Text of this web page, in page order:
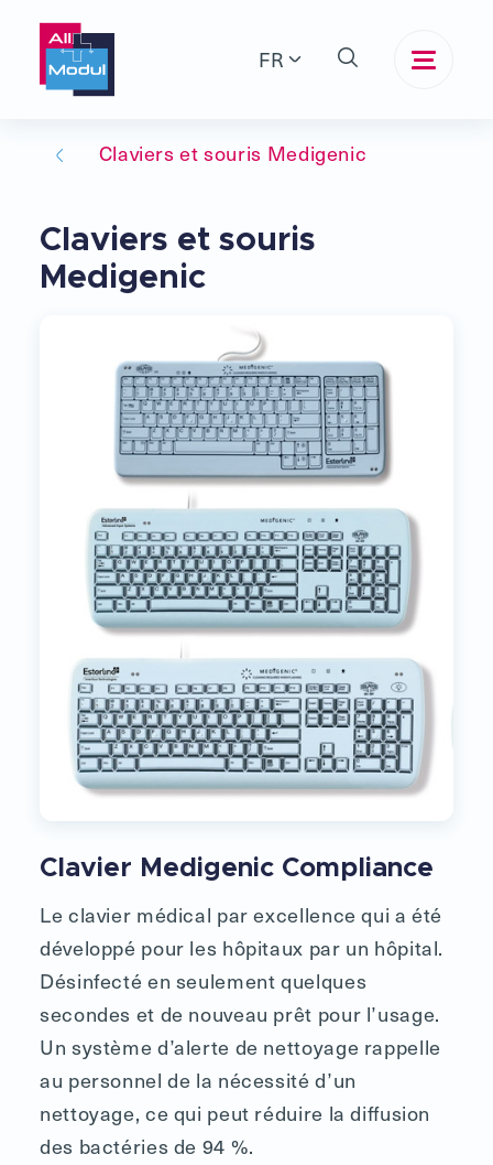
FR
Claviers et souris Medigenic
Claviers et souris
Medigenic
Clavier Medigenic Compliance
Le clavier médical par excellence qui a été
développé pour les hôpitaux par un hôpital.
Désinfecté en seulement quelques
secondes et de nouveau prêt pour l’usage.
Un système d’alerte de nettoyage rappelle
au personnel de la nécessité d’un
nettoyage, ce qui peut réduire la diffusion
des bactéries de 94 %.